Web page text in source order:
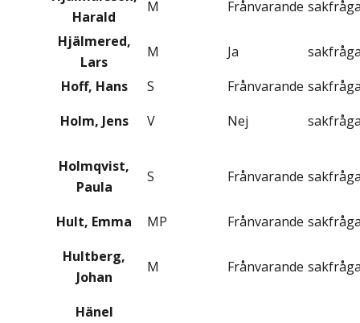
Harald
M Frånvarande
Hjälmered,
Lars
M Ja
Hoff, Hans
S Frånvarande
Holm, Jens
V Nej
Holmqvist,
Paula
S Frånvarande
Hult, Emma MP Frånvarande
Hultberg,
Johan
M Frånvarande
Hänel